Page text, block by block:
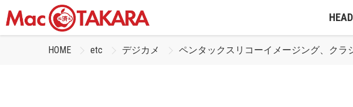
HOME etc デジカメ ペンタックスリコーイメージング、クラ